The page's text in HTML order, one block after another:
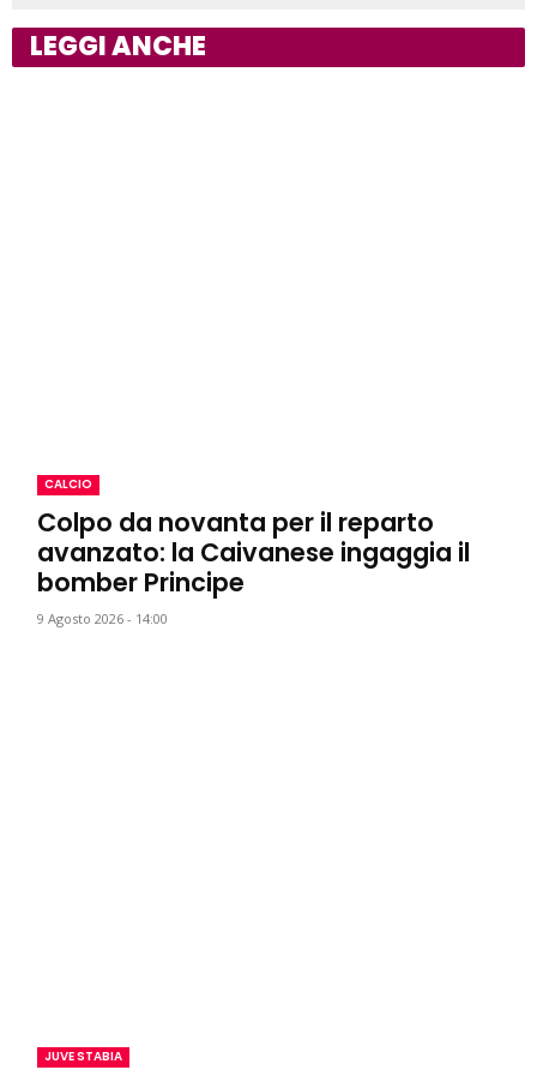
LEGGI ANCHE
CALCIO
Colpo da novanta per il reparto
avanzato: la Caivanese ingaggia il
bomber Principe
9 Agosto 2026 - 14:00
JUVE STABIA